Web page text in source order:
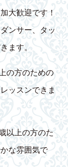
大歓迎です！
ンサー、タッ
ます。
の方のための
ッスンできま
以上の方のた
な雰囲気で